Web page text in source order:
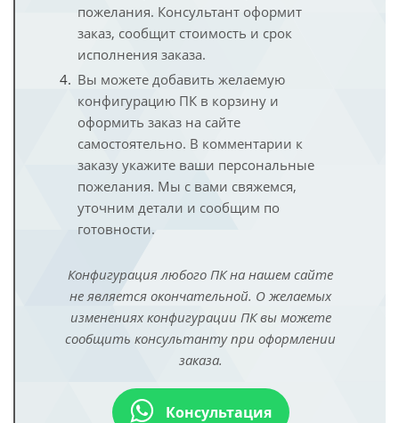
пожелания. Консультант оформит
заказ, сообщит стоимость и срок
исполнения заказа.
Вы можете добавить желаемую
конфигурацию ПК в корзину и
оформить заказ на сайте
самостоятельно. В комментарии к
заказу укажите ваши персональные
пожелания. Мы с вами свяжемся,
уточним детали и сообщим по
готовности.
Конфигурация любого ПК на нашем сайте
не является окончательной. О желаемых
изменениях конфигурации ПК вы можете
сообщить консультанту при оформлении
заказа.
Консультация